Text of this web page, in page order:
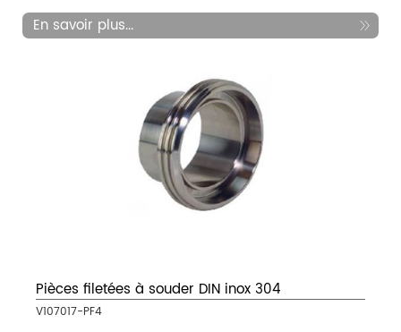
En savoir plus...
Pièces filetées à souder DIN inox 304
V107017-PF4